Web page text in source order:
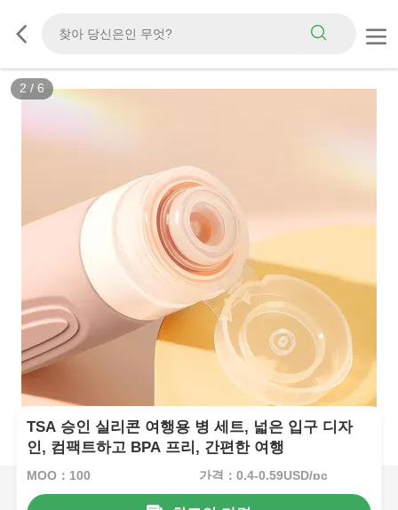
3 / 6
TSA 승인 실리콘 여행용 병 세트, 넓은 입구 디자
인, 컴팩트하고 BPA 프리, 간편한 여행
MOQ：100 가격：0.4-0.59USD/pc